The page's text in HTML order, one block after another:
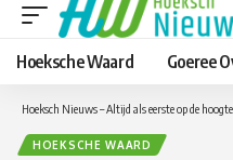
Hoeksche Waard Goeree
Hoeksch Nieuws – Altijd als eerste op de
HOEKSCHE WAARD